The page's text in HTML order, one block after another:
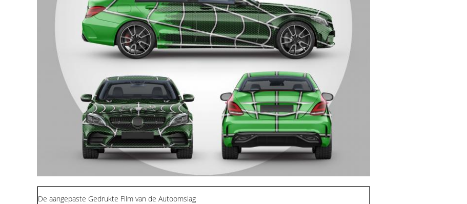
De aangepaste Gedrukte Film van de Autoomslag